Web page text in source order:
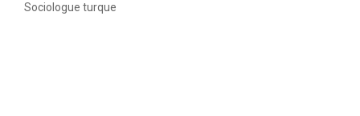
Sociologue turque